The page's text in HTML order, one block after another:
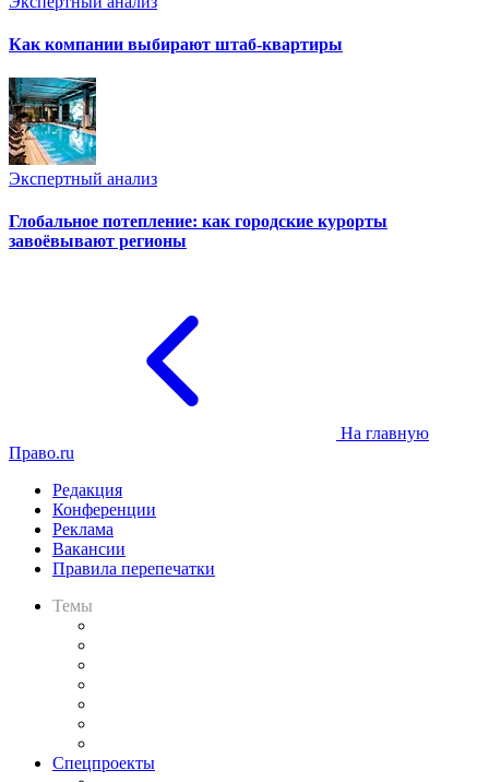
Как компании выбирают штаб-квартиры
Экспертный анализ
Глобальное потепление: как городские курорты
завоёвывают регионы
На главную
Право.ru
Редакция
Конференции
Реклама
Вакансии
Правила перепечатки
Темы
Спецпроекты